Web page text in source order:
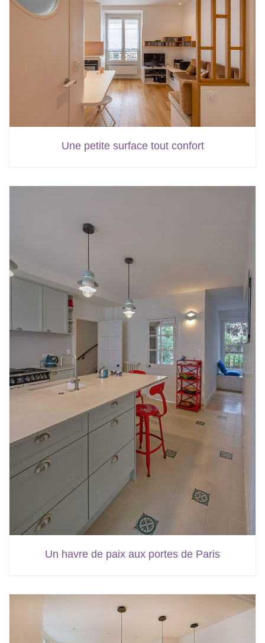
Une petite surface tout confort
Un havre de paix aux portes de Paris